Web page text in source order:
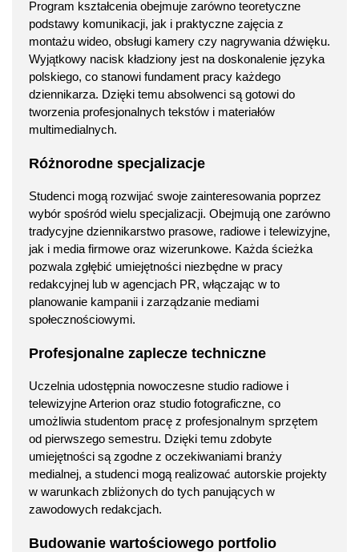
Program kształcenia obejmuje zarówno teoretyczne
podstawy komunikacji, jak i praktyczne zajęcia z
montażu wideo, obsługi kamery czy nagrywania dźwięku.
Wyjątkowy nacisk kładziony jest na doskonalenie języka
polskiego, co stanowi fundament pracy każdego
dziennikarza. Dzięki temu absolwenci są gotowi do
tworzenia profesjonalnych tekstów i materiałów
multimedialnych.
Różnorodne specjalizacje
Studenci mogą rozwijać swoje zainteresowania poprzez
wybór spośród wielu specjalizacji. Obejmują one zarówno
tradycyjne dziennikarstwo prasowe, radiowe i telewizyjne,
jak i media firmowe oraz wizerunkowe. Każda ścieżka
pozwala zgłębić umiejętności niezbędne w pracy
redakcyjnej lub w agencjach PR, włączając w to
planowanie kampanii i zarządzanie mediami
społecznościowymi.
Profesjonalne zaplecze techniczne
Uczelnia udostępnia nowoczesne studio radiowe i
telewizyjne Arterion oraz studio fotograficzne, co
umożliwia studentom pracę z profesjonalnym sprzętem
od pierwszego semestru. Dzięki temu zdobyte
umiejętności są zgodne z oczekiwaniami branży
medialnej, a studenci mogą realizować autorskie projekty
w warunkach zbliżonych do tych panujących w
zawodowych redakcjach.
Budowanie wartościowego portfolio